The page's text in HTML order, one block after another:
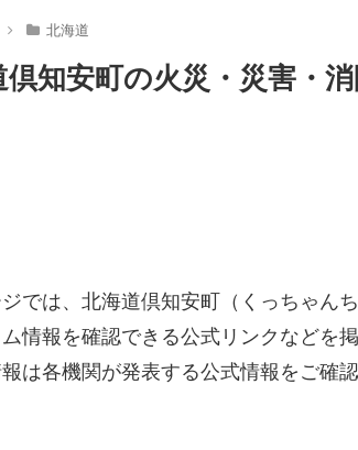
北海道
倶知安町の火災・災害・
では、北海道倶知安町（くっちゃん
情報を確認できる公式リンクなどを掲
は各機関が発表する公式情報をご確